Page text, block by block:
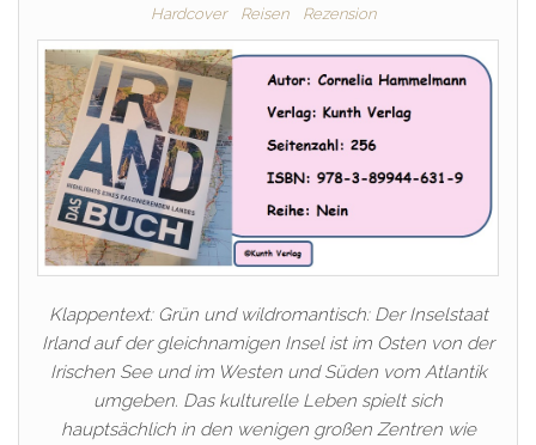
Hardcover Reisen Rezension
Klappentext: Grün und wildromantisch: Der Inselstaat
Irland auf der gleichnamigen Insel ist im Osten von der
Irischen See und im Westen und Süden vom Atlantik
umgeben. Das kulturelle Leben spielt sich
hauptsächlich in den wenigen großen Zentren wie